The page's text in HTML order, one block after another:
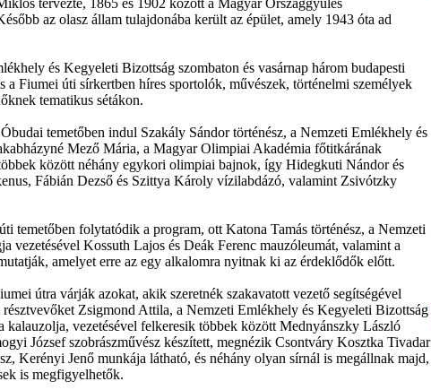
tervezte, 1865 és 1902 között a Magyar Országgyűlés
az olasz állam tulajdonába került az épület, amely 1943 óta ad
és Kegyeleti Bizottság szombaton és vasárnap három budapesti
a Fiumei úti sírkertben híres sportolók, művészek, történelmi személyek
tematikus sétákon.
temetőben indul Szakály Sándor történész, a Nemzeti Emlékhely és
Mező Mária, a Magyar Olimpiai Akadémia főtitkárának
között néhány egykori olimpiai bajnok, így Hidegkuti Nándor és
Fábián Dezső és Szittya Károly vízilabdázó, valamint Zsivótzky
temetőben folytatódik a program, ott Katona Tamás történész, a Nemzeti
vezetésével Kossuth Lajos és Deák Ferenc mauzóleumát, valamint a
amelyet erre az egy alkalomra nyitnak ki az érdeklődők előtt.
útra várják azokat, akik szeretnék szakavatott vezető segítségével
Zsigmond Attila, a Nemzeti Emlékhely és Kegyeleti Bizottság
kalauzolja, vezetésével felkeresik többek között Mednyánszky László
József szobrászművész készített, megnézik Csontváry Kosztka Tivadar
Kerényi Jenő munkája látható, és néhány olyan sírnál is megállnak majd,
is megfigyelhetők.